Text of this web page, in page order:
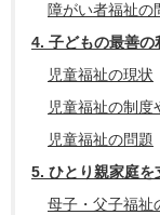
障がい者福祉の
4. 子どもの最善の
児童福祉の現状
児童福祉の制度
児童福祉の問題
5. ひとり親家庭を
母子・父子福祉